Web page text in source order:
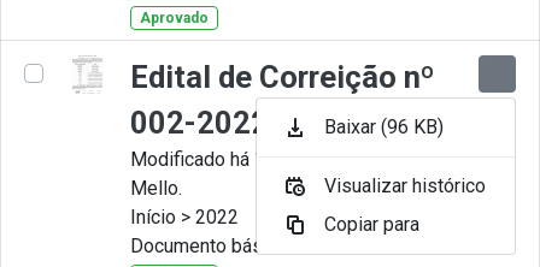
Aprovado
Edital de Correição nº
002-2022
Modificado há 11 Meses por Artur
Mello.
Início > 2022
Documento básico
Baixar (96 KB)
Visualizar histórico
Copiar para